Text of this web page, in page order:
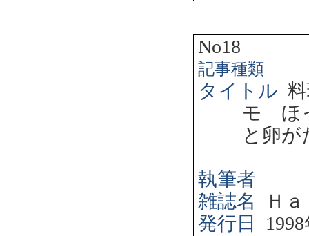
No18
記事種類
タイトル
モ ほ
と卵
執筆者
雑誌名
Ｈ
発行日
1998